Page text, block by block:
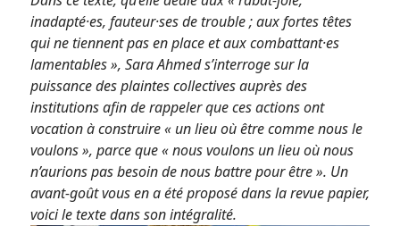
inadapté·es, fauteur·ses de trouble ; aux fortes têtes
qui ne tiennent pas en place et aux combattant·es
lamentables », Sara Ahmed s’interroge sur la
puissance des plaintes collectives auprès des
institutions afin de rappeler que ces actions ont
vocation à construire « un lieu où être comme nous le
voulons », parce que « nous voulons un lieu où nous
n’aurions pas besoin de nous battre pour être ». Un
avant-goût vous en a été proposé dans la revue papier,
voici le texte dans son intégralité.